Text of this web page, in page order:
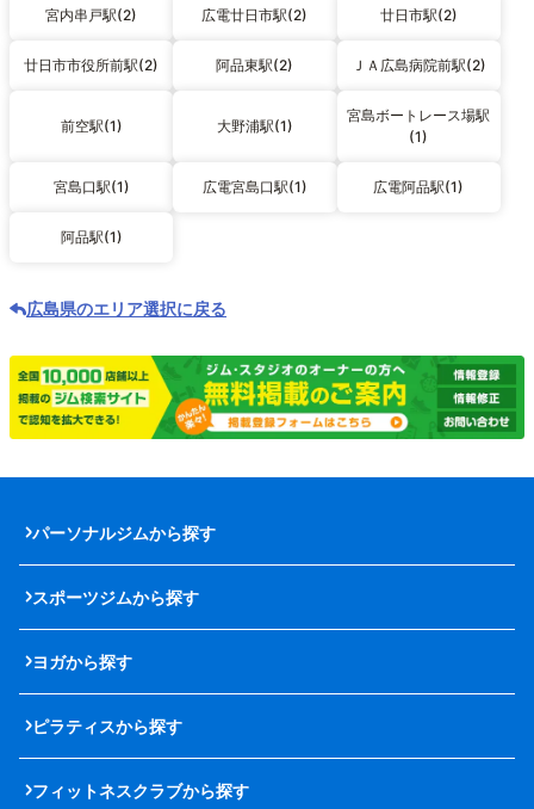
宮内串戸駅(2) 広電廿日市駅(2) 廿日市駅(2)
廿日市市役所前駅(2) 阿品東駅(2) ＪＡ広島病院前駅(2)
前空駅(1) 大野浦駅(1)
宮島ボートレース場駅
(1)
宮島口駅(1) 広電宮島口駅(1) 広電阿品駅(1)
阿品駅(1)
広島県のエリア選択に戻る
パーソナルジムから探す
スポーツジムから探す
ヨガから探す
ピラティスから探す
フィットネスクラブから探す